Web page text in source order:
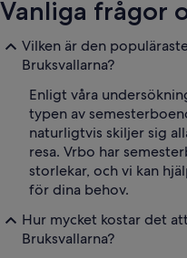
Vanliga frågor
Vilken är den
Bruksvallarna?
Enligt våra
typen av
naturligtvis skiljer sig
resa. Vrbo har
storlekar, och vi kan
för dina behov.
Hur mycket kostar det
Bruksvallarna?